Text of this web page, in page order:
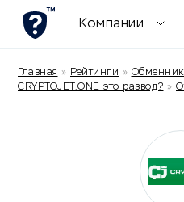
Компании
Главная » Рейтинги »
CRYPTOJET.ONE это развод? »